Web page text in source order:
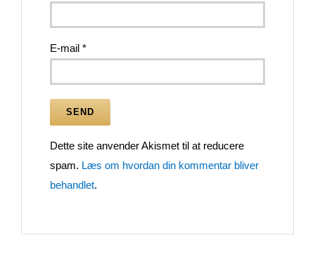
E-mail *
Dette site anvender Akismet til at reducere
spam. Læs om hvordan din kommentar bliver
behandlet.